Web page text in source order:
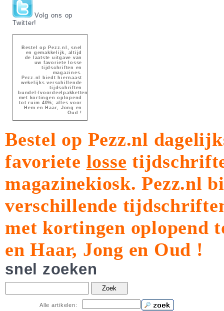
Volg ons op
Twitter!
Bestel op Pezz.nl, snel
en gemakkelijk, altijd
de laatste uitgave van
uw favoriete losse
tijdschriften en
magazines.
Pezz.nl biedt hiernaast
wekelijks verschillende
tijdschriften
bundel-/voordeelpakketten
met kortingen oplopend
tot ruim 40%; alles voor
Hem en Haar, Jong en
Oud !
Bestel op Pezz.nl
favoriete losse
magazinekiosk.Pezz.nl
verschillende
met kortingen oplopend
en Haar, Jong en Oud !
snel zoeken
Zoek
Alle artikelen: